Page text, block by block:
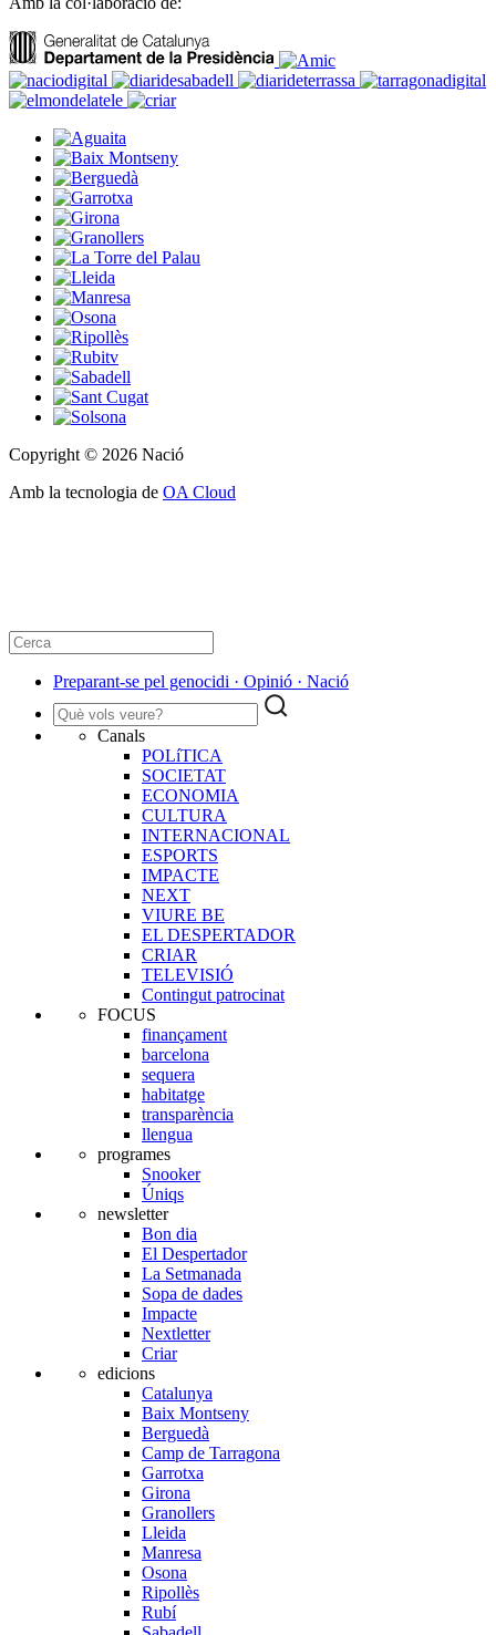
Copyright © 2026 Nació
Amb la tecnologia de OA Cloud
Preparant-se pel genocidi · Opinió · Nació
Canals
POLíTICA
SOCIETAT
ECONOMIA
CULTURA
INTERNACIONAL
ESPORTS
IMPACTE
NEXT
VIURE BE
EL DESPERTADOR
CRIAR
TELEVISIÓ
Contingut patrocinat
FOCUS
finançament
barcelona
sequera
habitatge
transparència
llengua
programes
Snooker
Úniqs
newsletter
Bon dia
El Despertador
La Setmanada
Sopa de dades
Impacte
Nextletter
Criar
edicions
Catalunya
Baix Montseny
Berguedà
Camp de Tarragona
Garrotxa
Girona
Granollers
Lleida
Manresa
Osona
Ripollès
Rubí